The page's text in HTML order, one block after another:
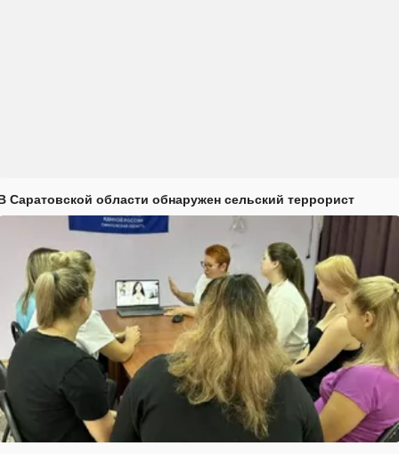
Саратовской области обнаружен сельский террорист